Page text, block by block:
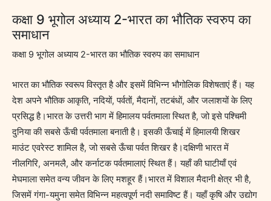
कक्षा 9 भूगोल अध्याय 2-भारत का भौतिक स्वरुप का
समाधान
कक्षा 9 भूगोल अध्याय 2-भारत का भौतिक स्वरुप का समाधान
भारत का भौतिक स्वरूप विस्तृत है और इसमें विभिन्न भौगोलिक विशेषताएं हैं। यह
देश अपने भौतिक आकृति, नदियों, पर्वतों, मैदानों, तटबंधों, और जलाशयों के लिए
प्रसिद्ध है।भारत के उत्तरी भाग में हिमालय पर्वतमाला स्थित है, जो इसे पश्चिमी
दुनिया की सबसे ऊँची पर्वतमाला बनाती है। इसकी ऊँचाई में हिमालयी शिखर
माउंट एवरेस्ट शामिल है, जो सबसे ऊँचा पर्वत शिखर है।दक्षिणी भारत में
नीलगिरि, अनमलै, और कर्नाटक पर्वतमालाएं स्थित हैं। यहाँ की घाटीयाँ एवं
मेघमाला समेत वन्य जीवन के लिए मशहूर हैं।भारत में विशाल मैदानी क्षेत्र भी है,
जिसमें गंगा-यमुना समेत विभिन्न महत्वपूर्ण नदी समाविष्ट हैं। यहाँ कृषि और उद्योग